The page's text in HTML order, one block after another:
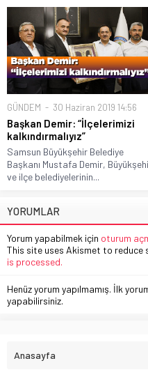
GÜNDEM 30 Haziran 2019 14:56
Başkan Demir: “İlçelerimizi
kalkındırmalıyız”
Samsun Büyükşehir Belediye
Başkanı Mustafa Demir,
ve ilçe belediyelerinin...
YORUMLAR
Yorum yapabilmek için oturum
This site uses Akismet to reduce
is processed.
Henüz yorum yapılmamış. İlk
yapabilirsiniz.
Anasayfa